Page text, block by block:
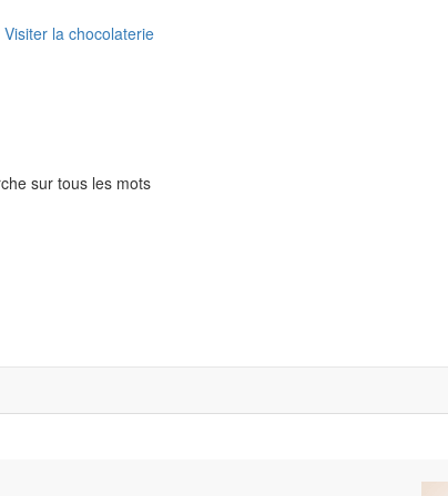
Visiter la chocolaterie
sur tous les mots